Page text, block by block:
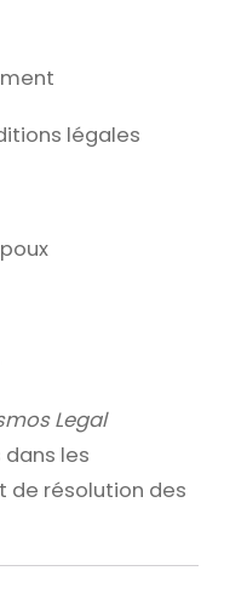
légales
Legal
les
de résolution des